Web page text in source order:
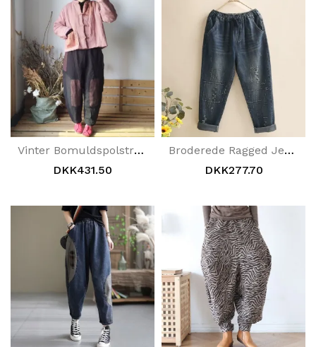
Vinter Bomuldspolstret Retro Løse Hørbukser
DKK431.50
Broderede Ragged Jeans
DKK277.70